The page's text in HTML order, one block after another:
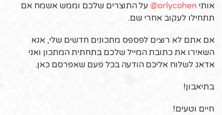
אותי orlycohen@
על התוצרים שלכם וממש אשמח אם
תתחילו לעקוב אחרי שם.
אם אתם לא רוצים לפספס מתכונים חדשים שלי, אנא
השאירו את כתובת המייל שלכם בתחתית המתכון ואני
אדאג לשלוח אליכם הודעה בכל פעם שאפרסם כאן.
בתיאבון!
חיים וטעים!